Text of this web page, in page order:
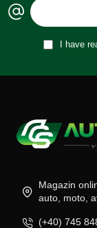
I have
Magazin
auto, moto,
(+40) 745